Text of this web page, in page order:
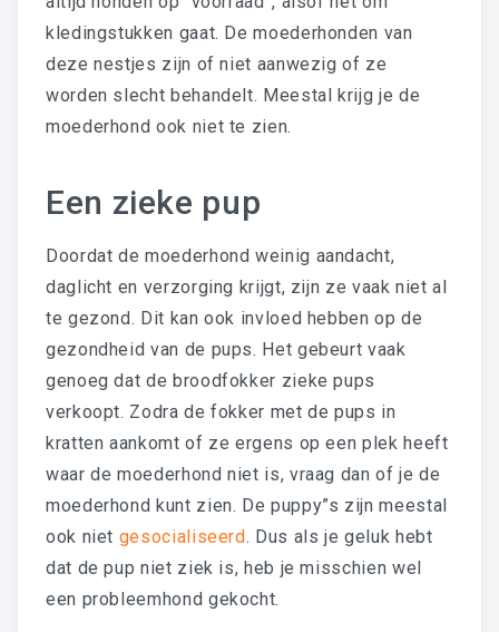
kledingstukken gaat. De moederhonden van
deze nestjes zijn of niet aanwezig of ze
worden slecht behandelt. Meestal krijg je de
moederhond ook niet te zien.
Een zieke pup
Doordat de moederhond weinig aandacht,
daglicht en verzorging krijgt, zijn ze vaak niet al
te gezond. Dit kan ook invloed hebben op de
gezondheid van de pups. Het gebeurt vaak
genoeg dat de broodfokker zieke pups
verkoopt. Zodra de fokker met de pups in
kratten aankomt of ze ergens op een plek heeft
waar de moederhond niet is, vraag dan of je de
moederhond kunt zien. De puppy”s zijn meestal
ook niet gesocialiseerd. Dus als je geluk hebt
dat de pup niet ziek is, heb je misschien wel
een probleemhond gekocht.